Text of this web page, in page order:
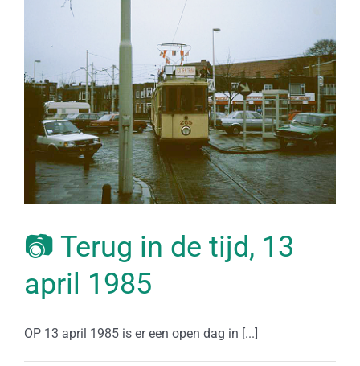
📷 Terug in de tijd, 13
april 1985
OP 13 april 1985 is er een open dag in [...]